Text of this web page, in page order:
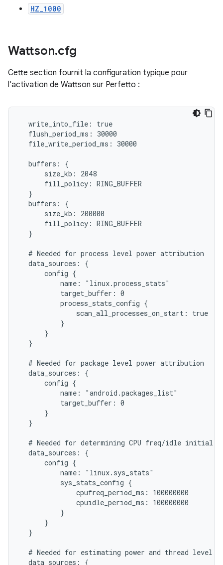
HZ_1000
Wattson.cfg
Cette section fournit la configuration typique pour
l'activation de Wattson sur Perfetto :
  write_into_file: true
  flush_period_ms: 30000
  file_write_period_ms: 30000
  buffers: {
      size_kb: 2048
      fill_policy: RING_BUFFER
  }
  buffers: {
      size_kb: 200000
      fill_policy: RING_BUFFER
  }
  # Needed for process level power attribution
  data_sources: {
      config {
          name: "linux.process_stats"
          target_buffer: 0
          process_stats_config {
              scan_all_processes_on_start: true
          }
      }
  }
  # Needed for package level power attribution
  data_sources: {
      config {
          name: "android.packages_list"
          target_buffer: 0
      }
  }
# Needed for determining CPU freq/idle initial
  data_sources: {
      config {
          name: "linux.sys_stats"
          sys_stats_config {
              cpufreq_period_ms: 100000000
              cpuidle_period_ms: 100000000
          }
      }
  }
# Needed for estimating power and thread level
  data_sources: {